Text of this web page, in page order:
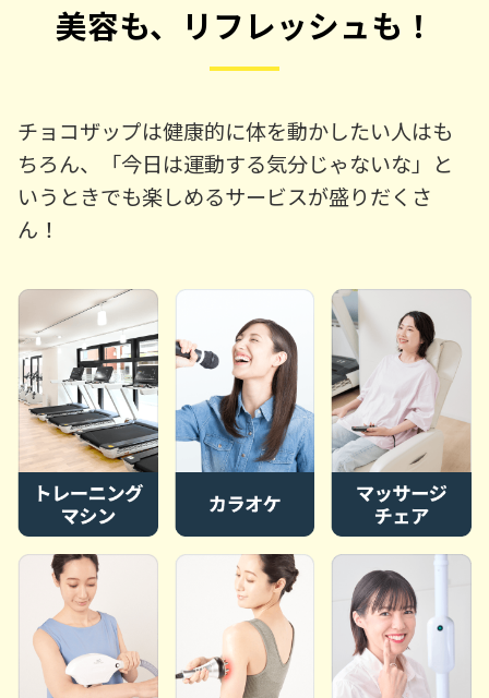
美容も、リフレッシュも！
チョコザップは健康的に体を動かしたい人はも
ちろん、「今日は運動する気分じゃないな」と
いうときでも楽しめるサービスが盛りだくさ
ん！